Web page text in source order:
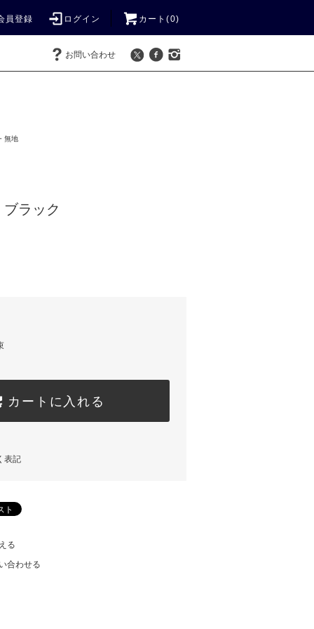
員登録 ログイン カート(0)
お問い合わせ
無地
ラック
カートに入れる
表記
る
合わせる